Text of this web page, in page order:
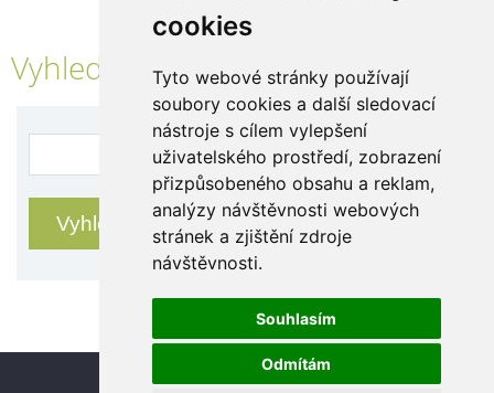
cookies
Tyto webové stránky používají
soubory cookies a další sledovací
nástroje s cílem vylepšení
uživatelského prostředí, zobrazení
přizpůsobeného obsahu a reklam,
analýzy návštěvnosti webových
stránek a zjištění zdroje
návštěvnosti.
Souhlasím
Odmítám
Vyhledávání
Update cookies preferences